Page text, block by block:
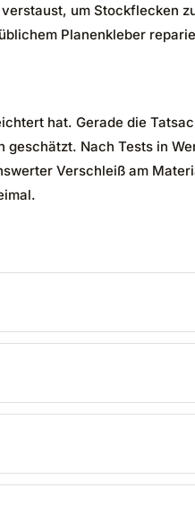
um Stockflecken
Planenkleber
hat. Gerade die
Nach Tests in
Verschleiß am